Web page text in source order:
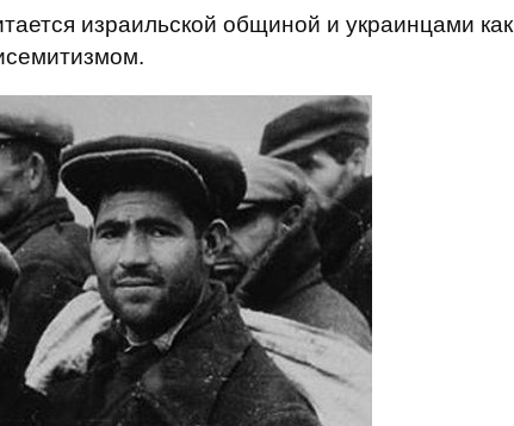
израильской общиной и украинцами как